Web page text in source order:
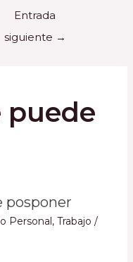
Entrada
siguiente →
puede
posponer
Personal,Trabajo /